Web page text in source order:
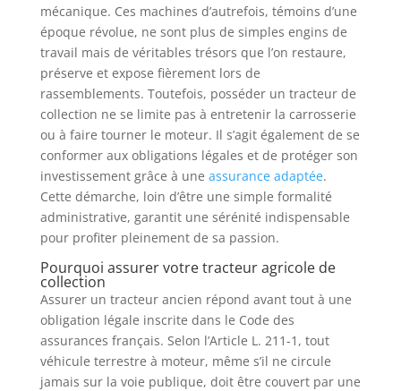
mécanique. Ces machines d’autrefois, témoins d’une
époque révolue, ne sont plus de simples engins de
travail mais de véritables trésors que l’on restaure,
préserve et expose fièrement lors de
rassemblements. Toutefois, posséder un tracteur de
collection ne se limite pas à entretenir la carrosserie
ou à faire tourner le moteur. Il s’agit également de se
conformer aux obligations légales et de protéger son
investissement grâce à une assurance adaptée.
Cette démarche, loin d’être une simple formalité
administrative, garantit une sérénité indispensable
pour profiter pleinement de sa passion.
Pourquoi assurer votre tracteur agricole de
collection
Assurer un tracteur ancien répond avant tout à une
obligation légale inscrite dans le Code des
assurances français. Selon l’Article L. 211-1, tout
véhicule terrestre à moteur, même s’il ne circule
jamais sur la voie publique, doit être couvert par une